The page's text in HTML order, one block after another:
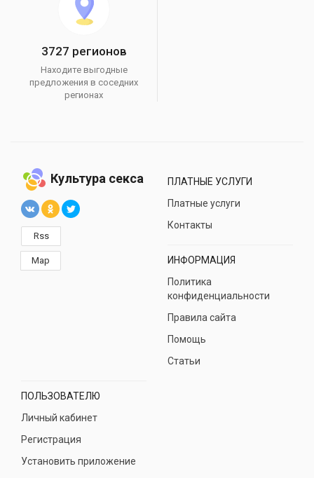
3727 регионов
Находите выгодные
предложения в соседних
регионах
Культура секса
Rss
Map
ПЛАТНЫЕ УСЛУГИ
Платные услуги
Контакты
ИНФОРМАЦИЯ
Политика
конфиденциальности
Правила сайта
Помощь
Статьи
ПОЛЬЗОВАТЕЛЮ
Личный кабинет
Регистрация
Установить приложение